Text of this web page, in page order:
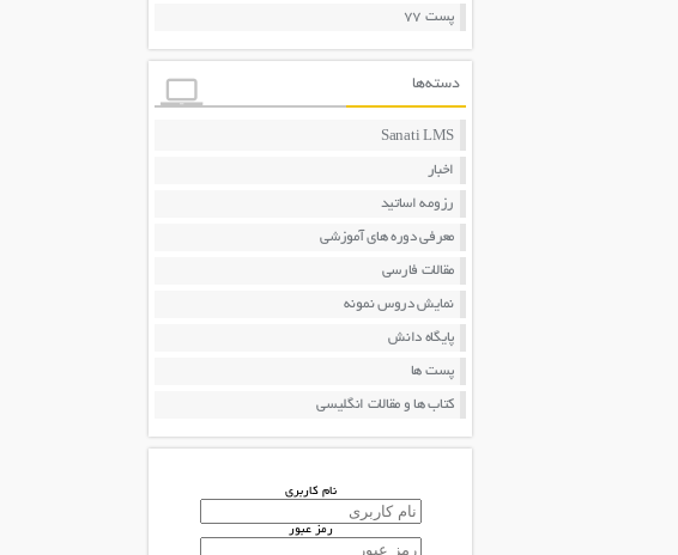
پست 77
دسته‌ها
Sanati LMS
اخبار
رزومه اساتید
معرفی دوره های آموزشی
مقالات فارسی
نمایش دروس نمونه
پایگاه دانش
پست ها
کتاب ها و مقالات انگلیسی
نام کاربری
رمز عبور